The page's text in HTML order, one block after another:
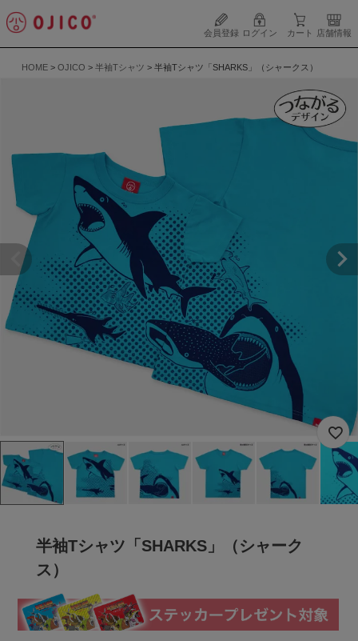
会員登録 ログイン カート 店舗情報
HOME OJICO 半袖Tシャツ 半袖Tシャツ「SHARKS」（シャークス）
半袖Tシャツ「SHARKS」（シャーク
ス）